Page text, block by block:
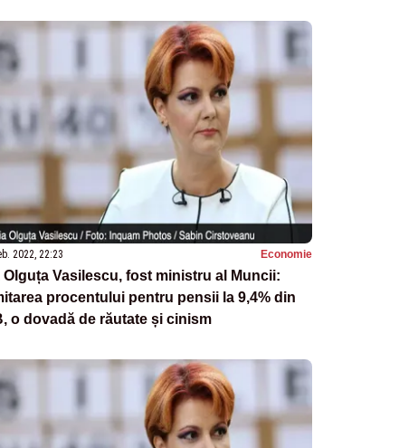
2022, 22:23 Economie
Olguța Vasilescu, fost ministru al Muncii:
procentului pentru pensii la 9,4% din
o dovadă de răutate și cinism